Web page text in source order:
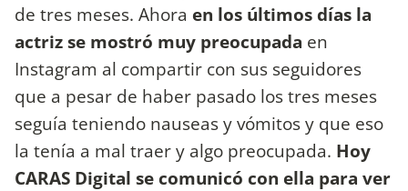
de tres meses. Ahora en los últimos días la
actriz se mostró muy preocupada en
Instagram al compartir con sus seguidores
que a pesar de haber pasado los tres meses
seguía teniendo nauseas y vómitos y que eso
la tenía a mal traer y algo preocupada. Hoy
CARAS Digital se comunicó con ella para ver